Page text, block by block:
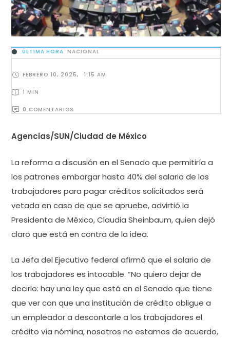
ÚLTIMA HORA NACIONAL
FEBRERO 10, 2025, 1:15 AM
1 MIN
0 COMENTARIOS
Agencias/SUN/Ciudad de México
La reforma a discusión en el Senado que permitiría a
los patrones embargar hasta 40% del salario de los
trabajadores para pagar créditos solicitados será
vetada en caso de que se apruebe, advirtió la
Presidenta de México, Claudia Sheinbaum, quien dejó
claro que está en contra de la idea.
La Jefa del Ejecutivo federal afirmó que el salario de
los trabajadores es intocable. “No quiero dejar de
decirlo: hay una ley que está en el Senado que tiene
que ver con que una institución de crédito obligue a
un empleador a descontarle a los trabajadores el
crédito vía nómina, nosotros no estamos de acuerdo,